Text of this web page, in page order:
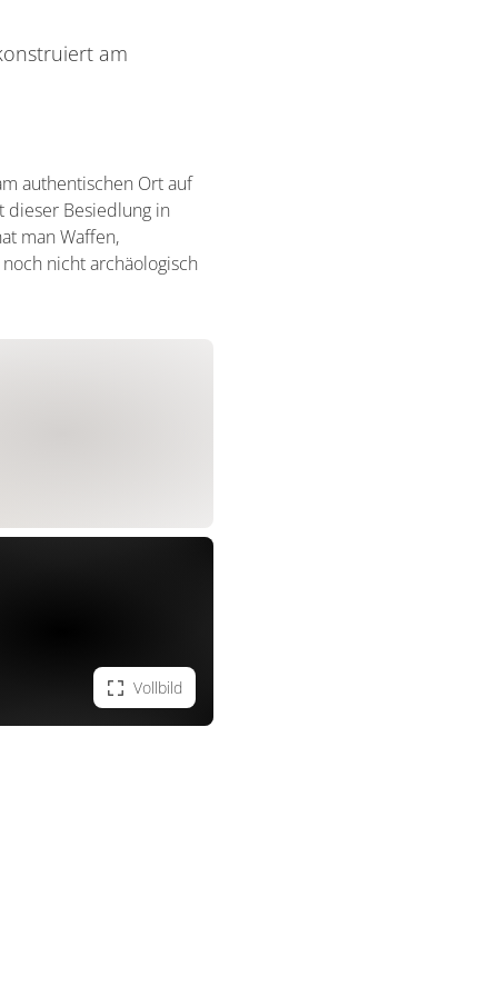
am
authentischen Ort auf
dieser Besiedlung in
man Waffen,
nicht archäologisch
Vollbild